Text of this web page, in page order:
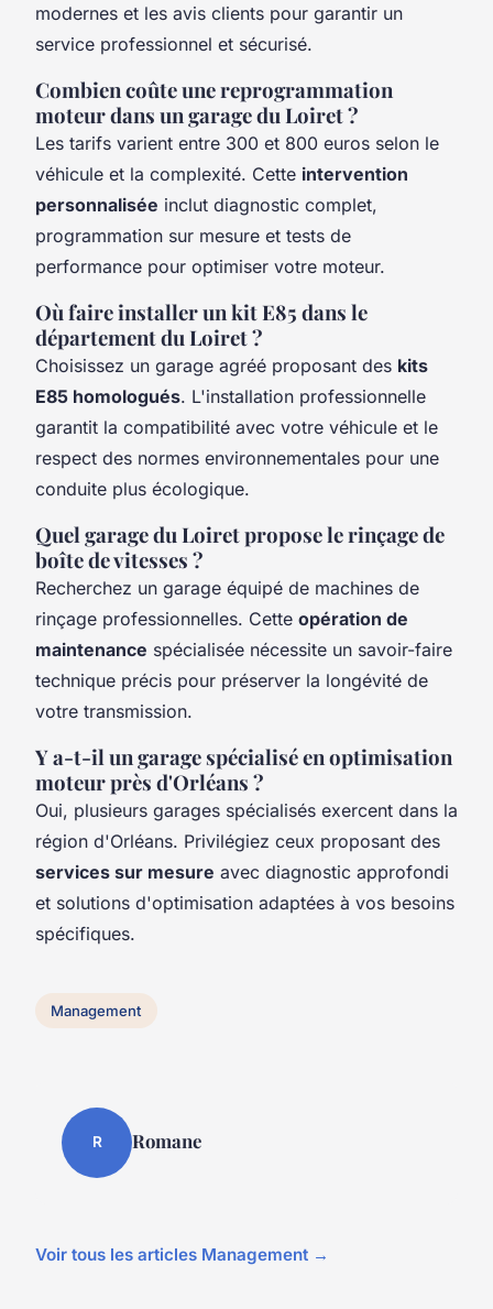
modernes et les avis clients pour garantir un
service professionnel et sécurisé.
Combien coûte une reprogrammation
moteur dans un garage du Loiret ?
Les tarifs varient entre 300 et 800 euros selon le
véhicule et la complexité. Cette intervention
personnalisée inclut diagnostic complet,
programmation sur mesure et tests de
performance pour optimiser votre moteur.
Où faire installer un kit E85 dans le
département du Loiret ?
Choisissez un garage agréé proposant des kits
E85 homologués. L'installation professionnelle
garantit la compatibilité avec votre véhicule et le
respect des normes environnementales pour une
conduite plus écologique.
Quel garage du Loiret propose le rinçage de
boîte de vitesses ?
Recherchez un garage équipé de machines de
rinçage professionnelles. Cette opération de
maintenance spécialisée nécessite un savoir-faire
technique précis pour préserver la longévité de
votre transmission.
Y a-t-il un garage spécialisé en optimisation
moteur près d'Orléans ?
Oui, plusieurs garages spécialisés exercent dans la
région d'Orléans. Privilégiez ceux proposant des
services sur mesure avec diagnostic approfondi
et solutions d'optimisation adaptées à vos besoins
spécifiques.
Management
R Romane
Voir tous les articles Management →